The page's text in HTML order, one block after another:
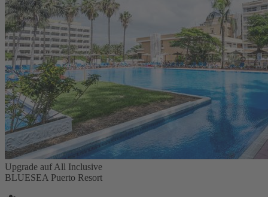
Upgrade auf All Inclusive
BLUESEA Puerto Resort